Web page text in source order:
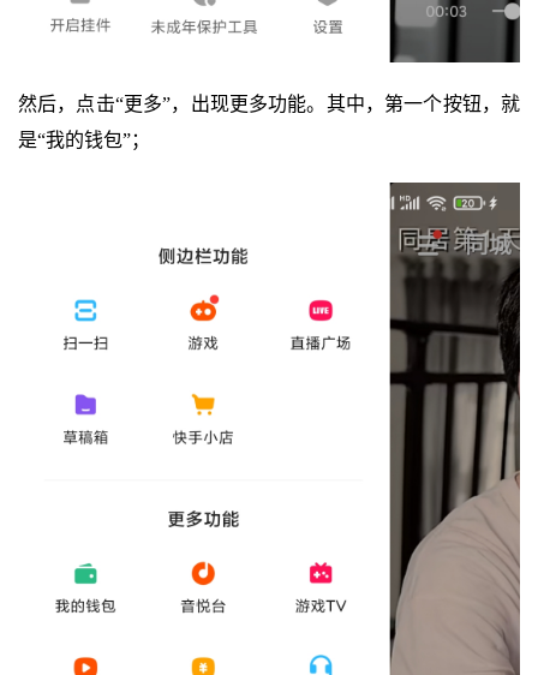
然后，点击“更多”，出现更多功能。其中，第一个按钮，就
是“我的钱包”；